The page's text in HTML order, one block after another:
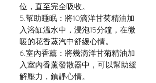
位，直至完全吸收。
5.幫助睡眠：將10滴洋甘菊精油加
入浴缸溫水中，浸泡15分鐘，在微
暖的花香蒸汽中舒緩心情。
6.室內香薰：將幾滴洋甘菊精油加
入室內香薰發散器中，可以幫助緩
解壓力，鎮靜心情。